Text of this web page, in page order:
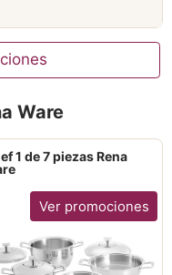
Ware
1 de 7 piezas Rena
Ver promociones